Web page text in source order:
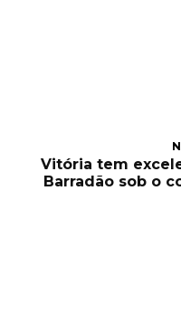
Vitória tem
Barradão sob o